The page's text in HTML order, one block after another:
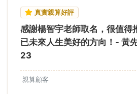
真實親算好評
感謝楊智宇老師取名，很值得
已未來人生美好的方向！- 黃
23
親算顧客